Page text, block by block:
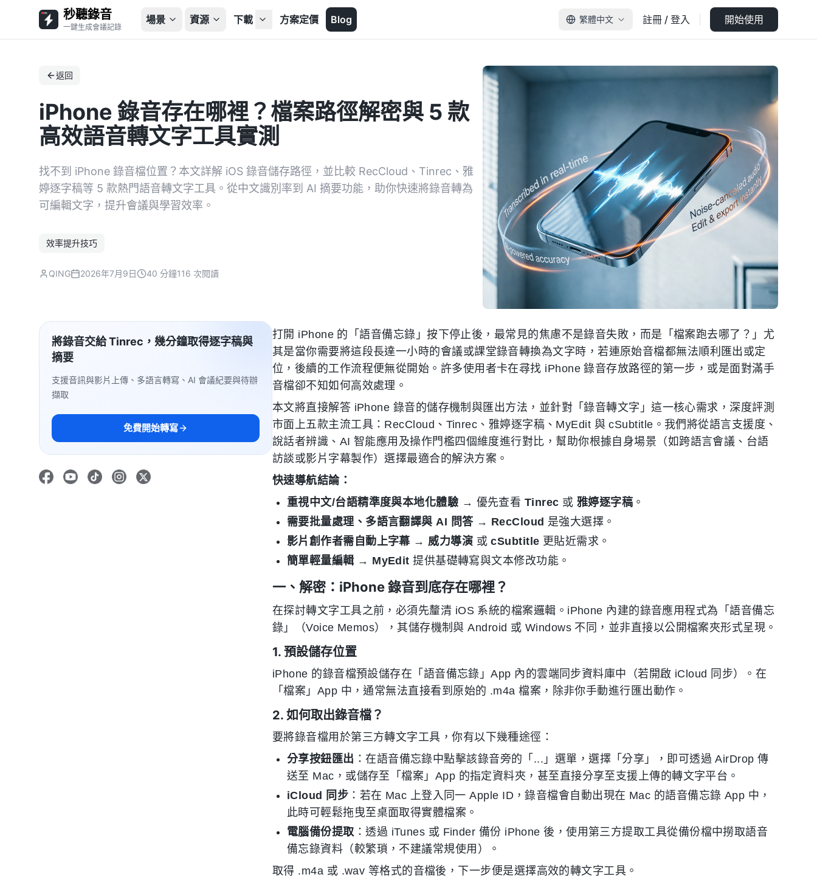
秒聽錄音
一鍵生成會議記錄
場景 資源 下載 方案定價 Blog 繁體中文 註冊 / 登入 開始使用
返回
iPhone 錄音存在哪裡？檔案路徑解密與 5 款
高效語音轉文字工具實測
找不到 iPhone 錄音檔位置？本文詳解 iOS 錄音儲存路徑，並比較 RecCloud、Tinrec、雅
婷逐字稿等 5 款熱門語音轉文字工具。從中文識別率到 AI 摘要功能，助你快速將錄音轉為
可編輯文字，提升會議與學習效率。
效率提升技巧
QING 2026年7月9日 40 分鐘116 次閱讀
將錄音交給 Tinrec，幾分鐘取得逐字稿與
摘要
支援音訊與影片上傳、多語言轉寫、AI 會議紀要與待辦
擷取
免費開始轉寫
打開 iPhone 的「語音備忘錄」按下停止後，最常見的焦慮不是錄音失敗，而是「檔案跑去哪了？」尤
其是當你需要將這段長達一小時的會議或課堂錄音轉換為文字時，若連原始音檔都無法順利匯出或定
位，後續的工作流程便無從開始。許多使用者卡在尋找 iPhone 錄音存放路徑的第一步，或是面對滿手
音檔卻不知如何高效處理。
本文將直接解答 iPhone 錄音的儲存機制與匯出方法，並針對「錄音轉文字」這一核心需求，深度評測
市面上五款主流工具：RecCloud、Tinrec、雅婷逐字稿、MyEdit 與 cSubtitle。我們將從語言支援度、
說話者辨識、AI 智能應用及操作門檻四個維度進行對比，幫助你根據自身場景（如跨語言會議、台語
訪談或影片字幕製作）選擇最適合的解決方案。
快速導航結論：
重視中文/台語精準度與本地化體驗 → 優先查看 Tinrec 或 雅婷逐字稿 。
需要批量處理、多語言翻譯與 AI 問答→ RecCloud 是強大選擇。
影片創作者需自動上字幕→ 威力導演 或cSubtitle 更貼近需求。
簡單輕量編輯 → MyEdit 提供基礎轉寫與文本修改功能。
一、解密：iPhone 錄音到底存在哪裡？
在探討轉文字工具之前，必須先釐清 iOS 系統的檔案邏輯。iPhone 內建的錄音應用程式為「語音備忘
錄」（Voice Memos），其儲存機制與 Android 或 Windows 不同，並非直接以公開檔案夾形式呈現。
1. 預設儲存位置
iPhone 的錄音檔預設儲存在「語音備忘錄」App 內的雲端同步資料庫中（若開啟 iCloud 同步）。在
「檔案」App 中，通常無法直接看到原始的 .m4a 檔案，除非你手動進行匯出動作。
2. 如何取出錄音檔？
要將錄音檔用於第三方轉文字工具，你有以下幾種途徑：
分享按鈕匯出 ：在語音備忘錄中點擊該錄音旁的「...」選單，選擇「分享」，即可透過 AirDrop 傳
送至 Mac，或儲存至「檔案」App 的指定資料夾，甚至直接分享至支援上傳的轉文字平台。
iCloud 同步 ：若在 Mac 上登入同一 Apple ID，錄音檔會自動出現在 Mac 的語音備忘錄 App 中，
此時可輕鬆拖曳至桌面取得實體檔案。
電腦備份提取：透過 iTunes 或 Finder 備份 iPhone 後，使用第三方提取工具從備份檔中撈取語音
備忘錄資料（較繁瑣，不建議常規使用）。
取得 .m4a 或 .wav 等格式的音檔後，下一步便是選擇高效的轉文字工具。